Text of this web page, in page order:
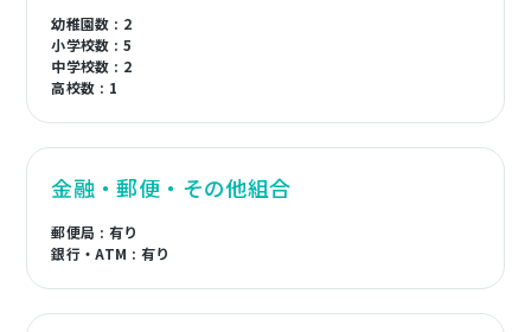
幼稚園数 : 2
小学校数 : 5
中学校数 : 2
高校数 : 1
金融・郵便・その他組合
郵便局 : 有り
銀行・ATM : 有り